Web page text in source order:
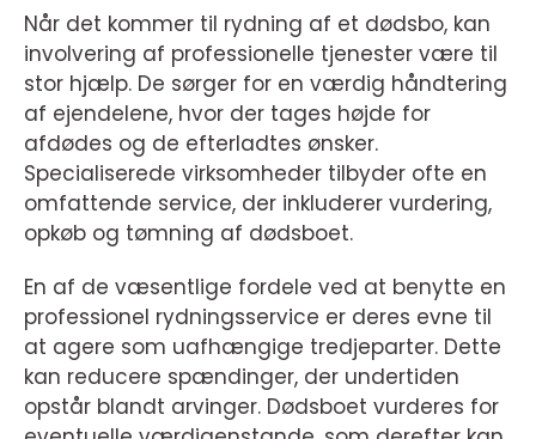
Når det kommer til rydning af et dødsbo, kan
involvering af professionelle tjenester være til
stor hjælp. De sørger for en værdig håndtering
af ejendelene, hvor der tages højde for
afdødes og de efterladtes ønsker.
Specialiserede virksomheder tilbyder ofte en
omfattende service, der inkluderer vurdering,
opkøb og tømning af dødsboet.
En af de væsentlige fordele ved at benytte en
professionel rydningsservice er deres evne til
at agere som uafhængige tredjeparter. Dette
kan reducere spændinger, der undertiden
opstår blandt arvinger. Dødsboet vurderes for